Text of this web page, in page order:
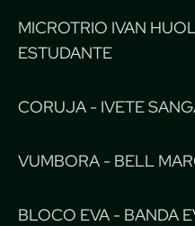
MICROTRIO IVAN
ESTUDANTE
CORUJA - IVETE
VUMBORA - BELL
BLOCO EVA - BANDA